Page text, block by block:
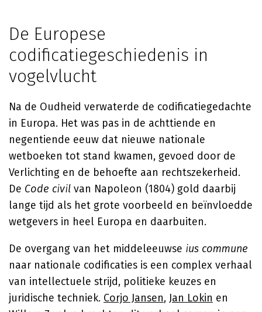
De Europese
codificatiegeschiedenis in
vogelvlucht
Na de Oudheid verwaterde de codificatiegedachte
in Europa. Het was pas in de achttiende en
negentiende eeuw dat nieuwe nationale
wetboeken tot stand kwamen, gevoed door de
Verlichting en de behoefte aan rechtszekerheid.
De Code civil van Napoleon (1804) gold daarbij
lange tijd als het grote voorbeeld en beïnvloedde
wetgevers in heel Europa en daarbuiten.
De overgang van het middeleeuwse ius commune
naar nationale codificaties is een complex verhaal
van intellectuele strijd, politieke keuzes en
juridische techniek. Corjo Jansen, Jan Lokin en